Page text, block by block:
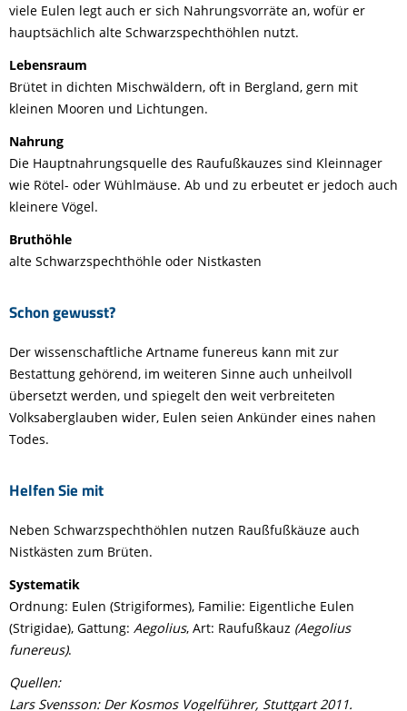
viele Eulen legt auch er sich Nahrungsvorräte an, wofür er
hauptsächlich alte Schwarzspechthöhlen nutzt.
Lebensraum
Brütet in dichten Mischwäldern, oft in Bergland, gern mit
kleinen Mooren und Lichtungen.
Nahrung
Die Hauptnahrungsquelle des Raufußkauzes sind Kleinnager
wie Rötel- oder Wühlmäuse. Ab und zu erbeutet er jedoch auch
kleinere Vögel.
Bruthöhle
alte Schwarzspechthöhle oder Nistkasten
Schon gewusst?
Der wissenschaftliche Artname funereus kann mit zur
Bestattung gehörend, im weiteren Sinne auch unheilvoll
übersetzt werden, und spiegelt den weit verbreiteten
Volksaberglauben wider, Eulen seien Ankünder eines nahen
Todes.
Helfen Sie mit
Neben Schwarzspechthöhlen nutzen Raußfußkäuze auch
Nistkästen zum Brüten.
Systematik
Ordnung: Eulen (Strigiformes), Familie: Eigentliche Eulen
(Strigidae), Gattung: Aegolius, Art: Raufußkauz (Aegolius
funereus).
Quellen:
Lars Svensson: Der Kosmos Vogelführer, Stuttgart 2011.